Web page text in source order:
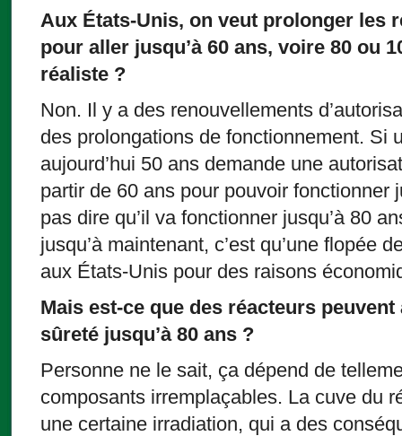
Aux États-Unis, on veut prolonger les
pour aller jusqu’à 60 ans, voire 80 ou
réaliste ?
Non. Il y a des renouvellements
des prolongations de fonctionnement. Si
aujourd’hui 50 ans demande une
partir de 60 ans pour pouvoir fonctionner
pas dire qu’il va fonctionner jusqu’à 80
jusqu’à maintenant, c’est qu’une flopée
aux États-Unis pour des raisons
Mais est-ce que des réacteurs
sûreté jusqu’à 80 ans ?
Personne ne le sait, ça dépend de
composants irremplaçables. La cuve du
une certaine irradiation, qui a des